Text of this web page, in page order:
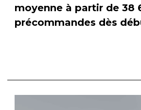
moyenne à partir de 38
précommandes dès